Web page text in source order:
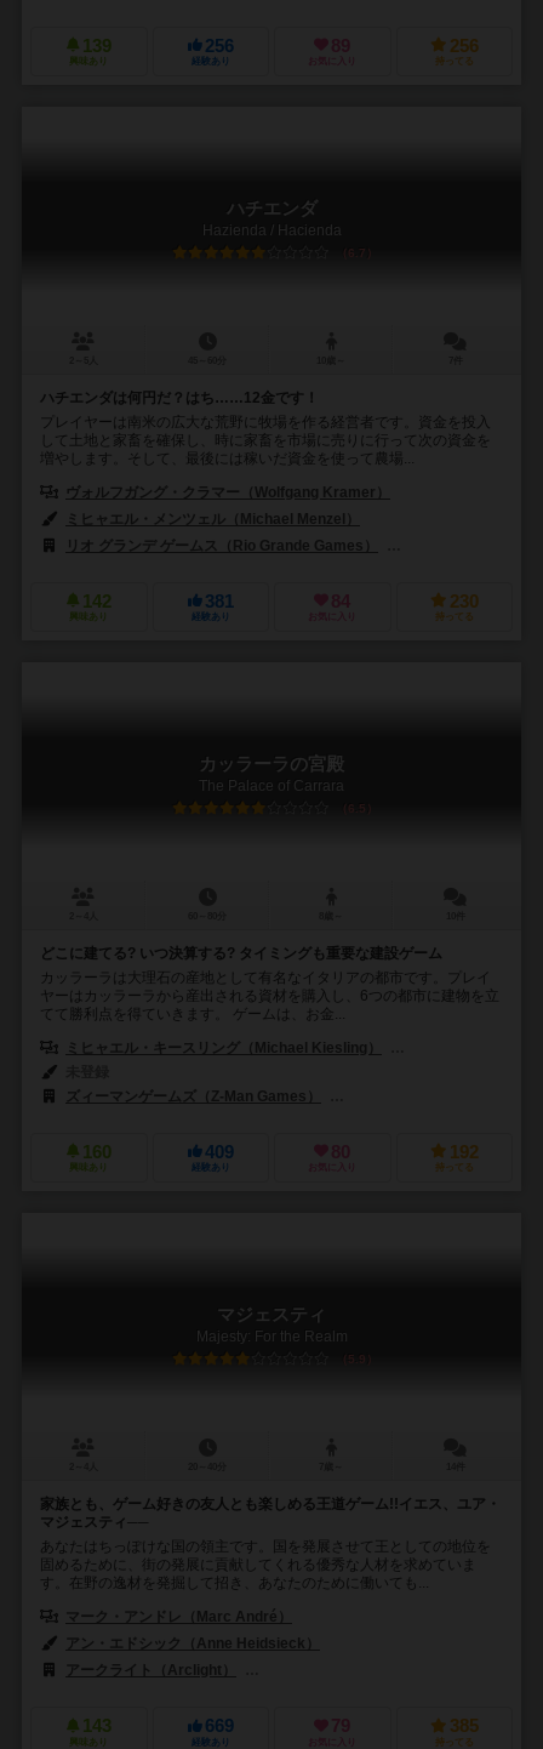
139
興味あり
256
経験あり
89
お気に入り
256
持ってる
ハチエンダ
Hazienda / Hacienda
6.7
ハチエンダは何円だ？はち……12金です！
プレイヤーは南米の広大な荒野に牧場を作る経営者です。資金を投入
して土地と家畜を確保し、時に家畜を市場に売りに行って次の資金を
増やします。そして、最後には稼いだ資金を使って農場...
ヴォルフガング・クラマー（Wolfgang Kramer）
ミヒャエル・メンツェル（Michael Menzel）
リオ グランデ ゲームス（Rio Grande Games）
142
興味あり
381
経験あり
84
お気に入り
230
持ってる
カッラーラの宮殿
The Palace of Carrara
6.5
どこに建てる? いつ決算する? タイミングも重要な建設ゲーム
カッラーラは大理石の産地として有名なイタリアの都市です。プレイ
ヤーはカッラーラから産出される資材を購入し、6つの都市に建物を立
てて勝利点を得ていきます。 ゲームは、お金...
ミヒャエル・キースリング（Michael Kiesling）
ズィーマンゲームズ（Z-Man Games）
160
興味あり
409
経験あり
80
お気に入り
192
持ってる
マジェスティ
Majesty: For the Realm
5.9
家族とも、ゲーム好きの友人とも楽しめる王道ゲーム!!イエス、ユア・
マジェスティ──
あなたはちっぽけな国の領主です。国を発展させて王としての地位を
固めるために、街の発展に貢献してくれる優秀な人材を求めていま
す。在野の逸材を発掘して招き、あなたのために働いても...
マーク・アンドレ（Marc André）
アン・エドシック（Anne Heidsieck）
アークライト（Arclight）
143
興味あり
669
経験あり
79
お気に入り
385
持ってる